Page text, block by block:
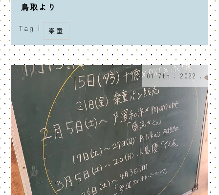
鳥取より
Tag | 楽童
01 7th . 2022 .